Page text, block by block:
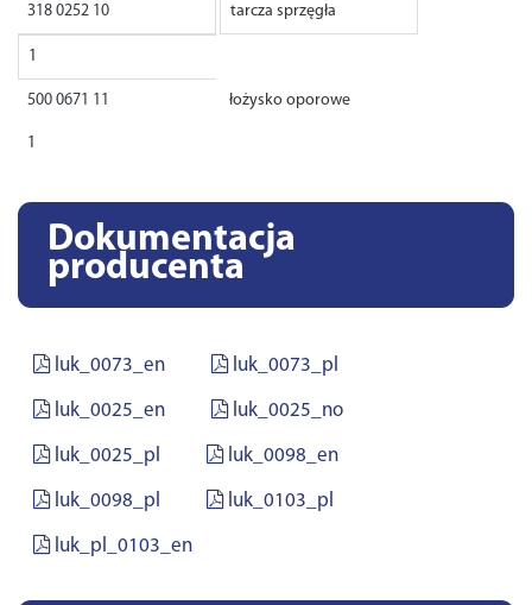
318 0252 10 tarcza sprzęgła
1
500 0671 11 łożysko oporowe
1
Dokumentacja
producenta
luk_0073_en luk_0073_pl
luk_0025_en luk_0025_no
luk_0025_pl luk_0098_en
luk_0098_pl luk_0103_pl
luk_pl_0103_en